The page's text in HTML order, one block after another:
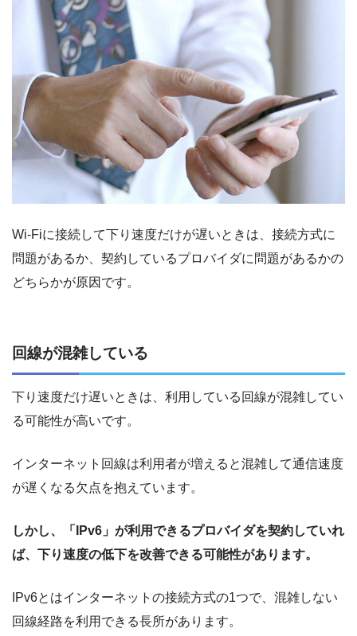
Wi-Fiに接続して下り速度だけが遅いときは、接続方式に
問題があるか、契約しているプロバイダに問題があるかの
どちらかが原因です。
回線が混雑している
下り速度だけ遅いときは、利用している回線が混雑してい
る可能性が高いです。
インターネット回線は利用者が増えると混雑して通信速度
が遅くなる欠点を抱えています。
しかし、「IPv6」が利用できるプロバイダを契約していれ
ば、下り速度の低下を改善できる可能性があります。
IPv6とはインターネットの接続方式の1つで、混雑しない
回線経路を利用できる長所があります。